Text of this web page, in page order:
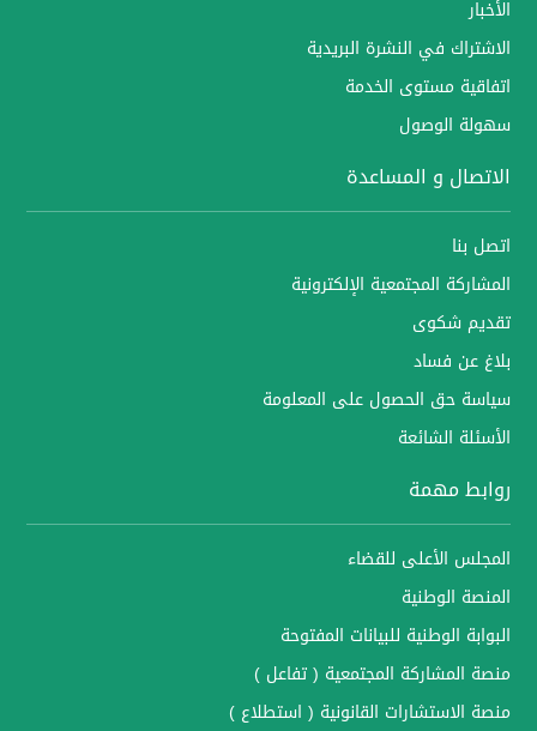
الأخبار
الاشتراك في النشرة البريدية
اتفاقية مستوى الخدمة
سهولة الوصول
الاتصال و المساعدة
اتصل بنا
المشاركة المجتمعية الإلكترونية
تقديم شكوى
بلاغ عن فساد
سياسة حق الحصول على المعلومة
الأسئلة الشائعة
روابط مهمة
المجلس الأعلى للقضاء
المنصة الوطنية
البوابة الوطنية للبيانات المفتوحة
منصة المشاركة المجتمعية ( تفاعل )
منصة الاستشارات القانونية ( استطلاع )